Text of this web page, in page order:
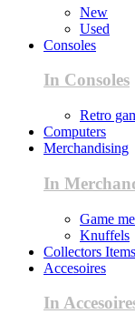
New
Used
Consoles
In Consoles
Retro
Computers
Merchandising
In
Game
Knuffels
Collectors Items
Accesoires
In